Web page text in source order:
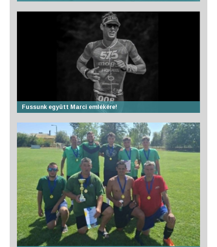
Fussunk együtt Marci emlékére!